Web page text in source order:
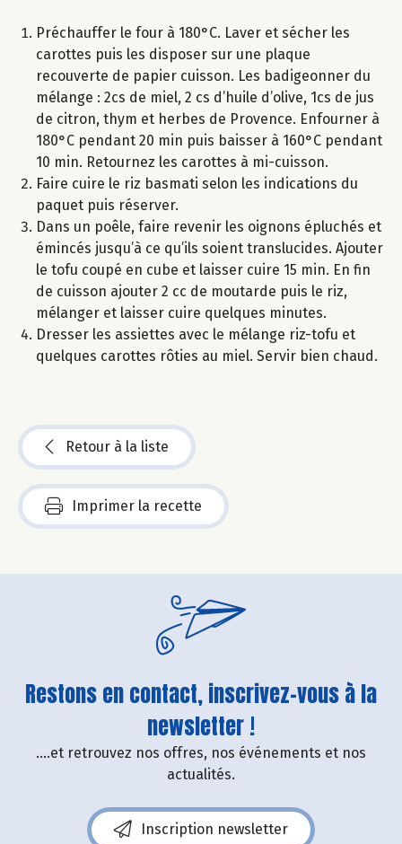
Préchauffer le four à 180°C. Laver et sécher les
carottes puis les disposer sur une plaque
recouverte de papier cuisson. Les badigeonner du
mélange : 2cs de miel, 2 cs d’huile d’olive, 1cs de jus
de citron, thym et herbes de Provence. Enfourner à
180°C pendant 20 min puis baisser à 160°C pendant
10 min. Retournez les carottes à mi-cuisson.
Faire cuire le riz basmati selon les indications du
paquet puis réserver.
Dans un poêle, faire revenir les oignons épluchés et
émincés jusqu’à ce qu’ils soient translucides. Ajouter
le tofu coupé en cube et laisser cuire 15 min. En fin
de cuisson ajouter 2 cc de moutarde puis le riz,
mélanger et laisser cuire quelques minutes.
Dresser les assiettes avec le mélange riz-tofu et
quelques carottes rôties au miel. Servir bien chaud.
Retour à la liste
Imprimer la recette
Restons en contact, inscrivez-vous à la
newsletter !
....et retrouvez nos offres, nos événements et nos
actualités.
Inscription newsletter